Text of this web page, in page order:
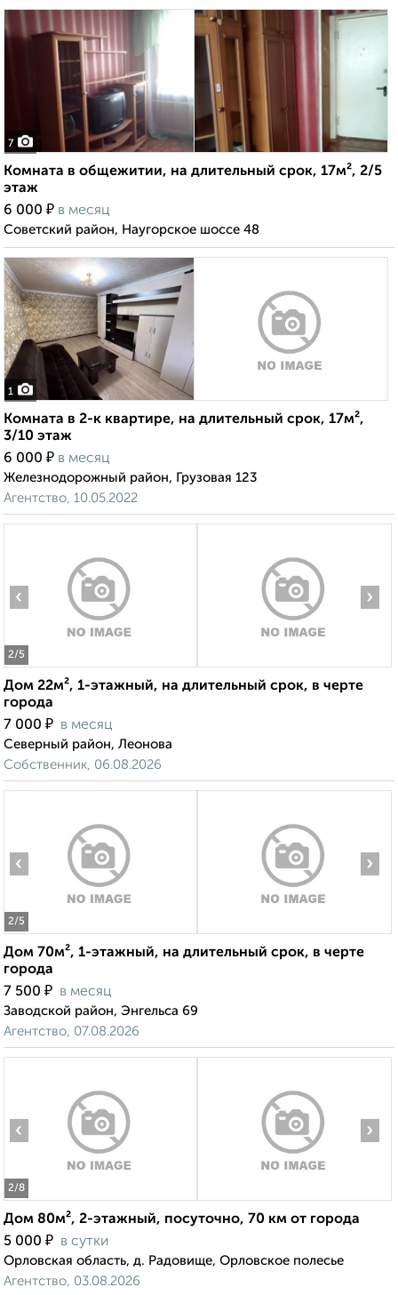
7
Комната в общежитии, на длительный срок, 17м², 2/5
этаж
6 000 ₽ в месяц
Советский район, Наугорское шоссе 48
1
Комната в 2-к квартире, на длительный срок, 17м²,
3/10 этаж
6 000 ₽ в месяц
Железнодорожный район, Грузовая 123
Агентство, 10.05.2022
2/5
‹ ›
Дом 22м², 1-этажный, на длительный срок, в черте
города
7 000 ₽ в месяц
Северный район, Леонова
Собственник, 06.08.2026
2/5
‹ ›
Дом 70м², 1-этажный, на длительный срок, в черте
города
7 500 ₽ в месяц
Заводской район, Энгельса 69
Агентство, 07.08.2026
2/8
‹ ›
Дом 80м², 2-этажный, посуточно, 70 км от города
5 000 ₽ в сутки
Орловская область, д. Радовище, Орловское полесье
Агентство, 03.08.2026